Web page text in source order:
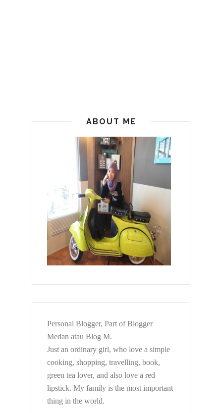
ABOUT ME
Personal Blogger, Part of Blogger
Medan atau Blog M.
Just an ordinary girl, who love a simple
cooking, shopping, travelling, book,
green tea lover, and also love a red
lipstick. My family is the most important
thing in the world.